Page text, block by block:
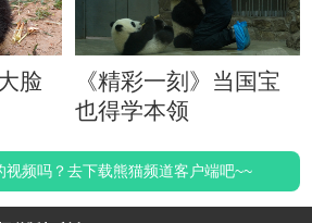
脸
《精彩一刻》当国宝
也得学本领
视频吗？去下载熊猫频道客户端吧~~